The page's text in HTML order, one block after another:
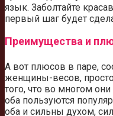
язык. Заболтайте
первый шаг будет
Преимущества и
А вот плюсов в паре,
женщины-весов,
того, что во многом
оба пользуются
оба и сильны духом,